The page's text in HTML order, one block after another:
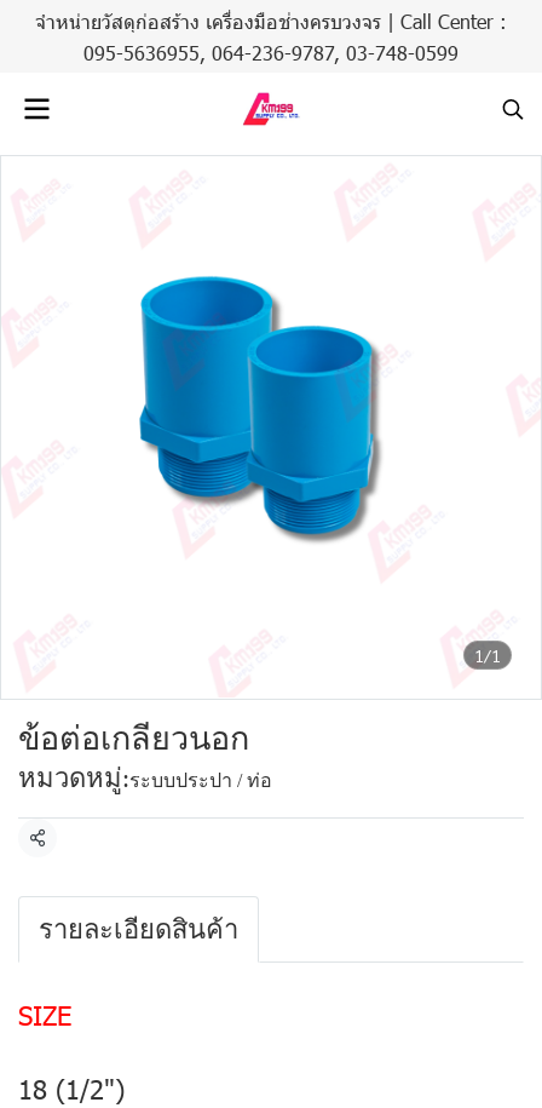
จำหน่ายวัสดุก่อสร้าง เครื่องมือช่างครบวงจร | Call Center :
095-5636955, 064-236-9787, 03-748-0599
1/1
ข้อต่อเกลียวนอก
หมวดหมู่:ระบบประปา / ท่อ
แชร์
รายละเอียดสินค้า
SIZE
18 (1/2")